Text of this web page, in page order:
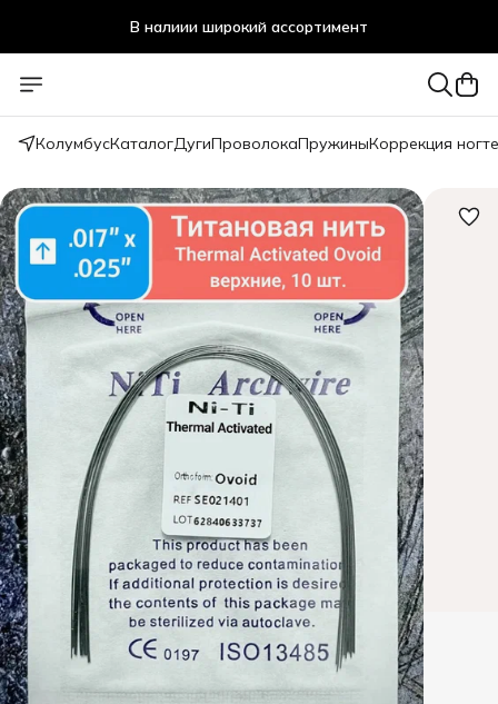
В налиии широкий ассортимент
Стоматологичечкие материалы оптом и в розницу
КолумбусКаталогДугиПроволокаПружиныКоррекция